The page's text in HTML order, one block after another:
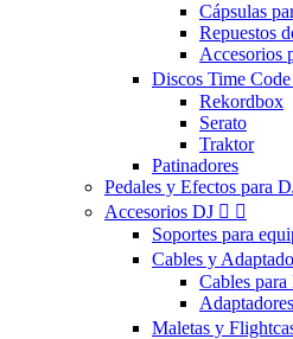
Cápsulas
Repuestos
Accesorios
Discos Time Code
Rekordbox
Serato
Traktor
Patinadores
Pedales y Efectos para
Accesorios DJ  
Soportes para
Cables y
Cables para
Maletas y